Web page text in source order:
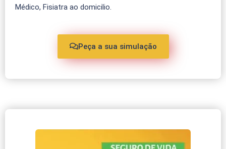
Médico, Fisiatra ao domicilio.
Peça a sua simulação